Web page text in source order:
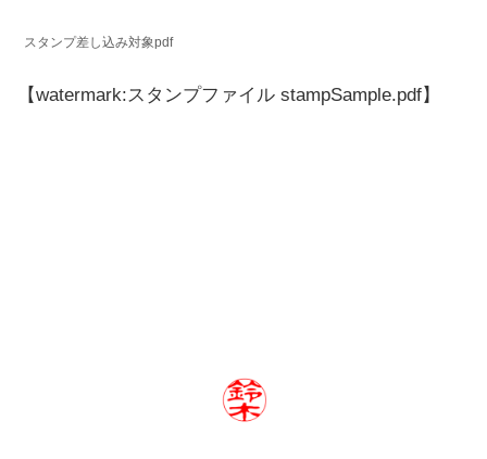
スタンプ差し込み対象pdf
【watermark:スタンプファイル stampSample.pdf】